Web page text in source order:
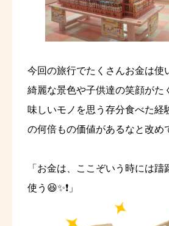
今回の旅行でたくさんお金は使
綺麗な景色や子供達の笑顔がた
味しいモノを思う存分食べた経
の何倍もの価値があるなと改め
「お金は、ここぞいう時には躊
使う😆✨❗」